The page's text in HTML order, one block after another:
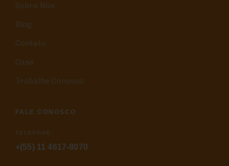
Sobre Nós
Blog
Contato
Case
Trabalhe Conosco
FALE CONOSCO
TELEFONE:
+(55) 11 4617-8070